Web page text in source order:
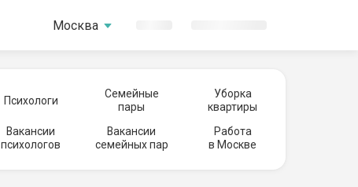
Москва
Психологи
Семейные
пары
Уборка
квартиры
Вакансии
психологов
Вакансии
семейных пар
Работа
в Москве